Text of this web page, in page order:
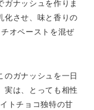
ナッシュを作りま
化させ、味と香りの
オペーストを混ぜ
のガナッシュを一日
実は、とっても相性
トチョコ独特の甘